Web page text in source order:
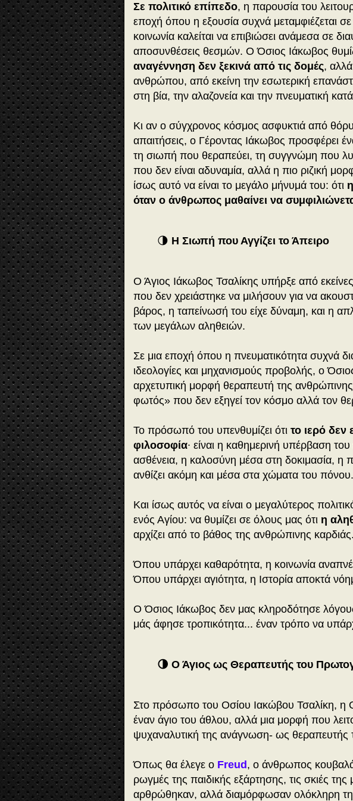
Σε πολιτικό επίπεδο, η παρουσία του
εποχή όπου η εξουσία συχνά μεταμφιέζεται
κοινωνία καλείται να επιβιώσει ανάμεσα σε
αποσυνθέσεις θεσμών. Ο Όσιος Ιάκωβος
αναγέννηση δεν ξεκινά από τις δομές,
ανθρώπου, από εκείνη την εσωτερική
στη βία, την αλαζονεία και την πνευματική
Κι αν ο σύγχρονος κόσμος ασφυκτιά από
απαιτήσεις, ο Γέροντας Ιάκωβος προσφέρει
τη σιωπή που θεραπεύει, τη συγγνώμη που
που δεν είναι αδυναμία, αλλά η πιο ριζική
ίσως αυτό να είναι το μεγάλο μήνυμά του: ότι
όταν ο άνθρωπος μαθαίνει να
🌗 Η Σιωπή που Αγγίζει το Άπειρο
Ο Άγιος Ιάκωβος Τσαλίκης υπήρξε από
που δεν χρειάστηκε να μιλήσουν για να
βάρος, η ταπείνωσή του είχε δύναμη, και η
των μεγάλων αληθειών.
Σε μια εποχή όπου η πνευματικότητα συχνά
ιδεολογίες και μηχανισμούς προβολής, ο
αρχετυπική μορφή θεραπευτή της
φωτός» που δεν εξηγεί τον κόσμο αλλά τον
Το πρόσωπό του υπενθυμίζει ότι το ιερό δεν
φιλοσοφία∙ είναι η καθημερινή υπέρβαση
ασθένεια, η καλοσύνη μέσα στη δοκιμασία, η
ανθίζει ακόμη και μέσα στα χώματα του πόνου.
Και ίσως αυτός να είναι ο μεγαλύτερος
ενός Αγίου: να θυμίζει σε όλους μας ότι η
αρχίζει από το βάθος της ανθρώπινης καρδιάς.
Όπου υπάρχει καθαρότητα, η κοινωνία
Όπου υπάρχει αγιότητα, η Ιστορία αποκτά
Ο Όσιος Ιάκωβος δεν μας κληροδότησε
μάς άφησε τροπικότητα... έναν τρόπο να
🌗 Ο Άγιος ως Θεραπευτής του
Στο πρόσωπο του Οσίου Ιακώβου Τσαλίκη, η
έναν άγιο του άθλου, αλλά μια μορφή που
ψυχαναλυτική της ανάγνωση- ως θεραπευτής
Όπως θα έλεγε ο Freud , ο άνθρωπος κουβαλά
ρωγμές της παιδικής εξάρτησης, τις σκιές
αρθρώθηκαν, αλλά διαμόρφωσαν ολόκληρη